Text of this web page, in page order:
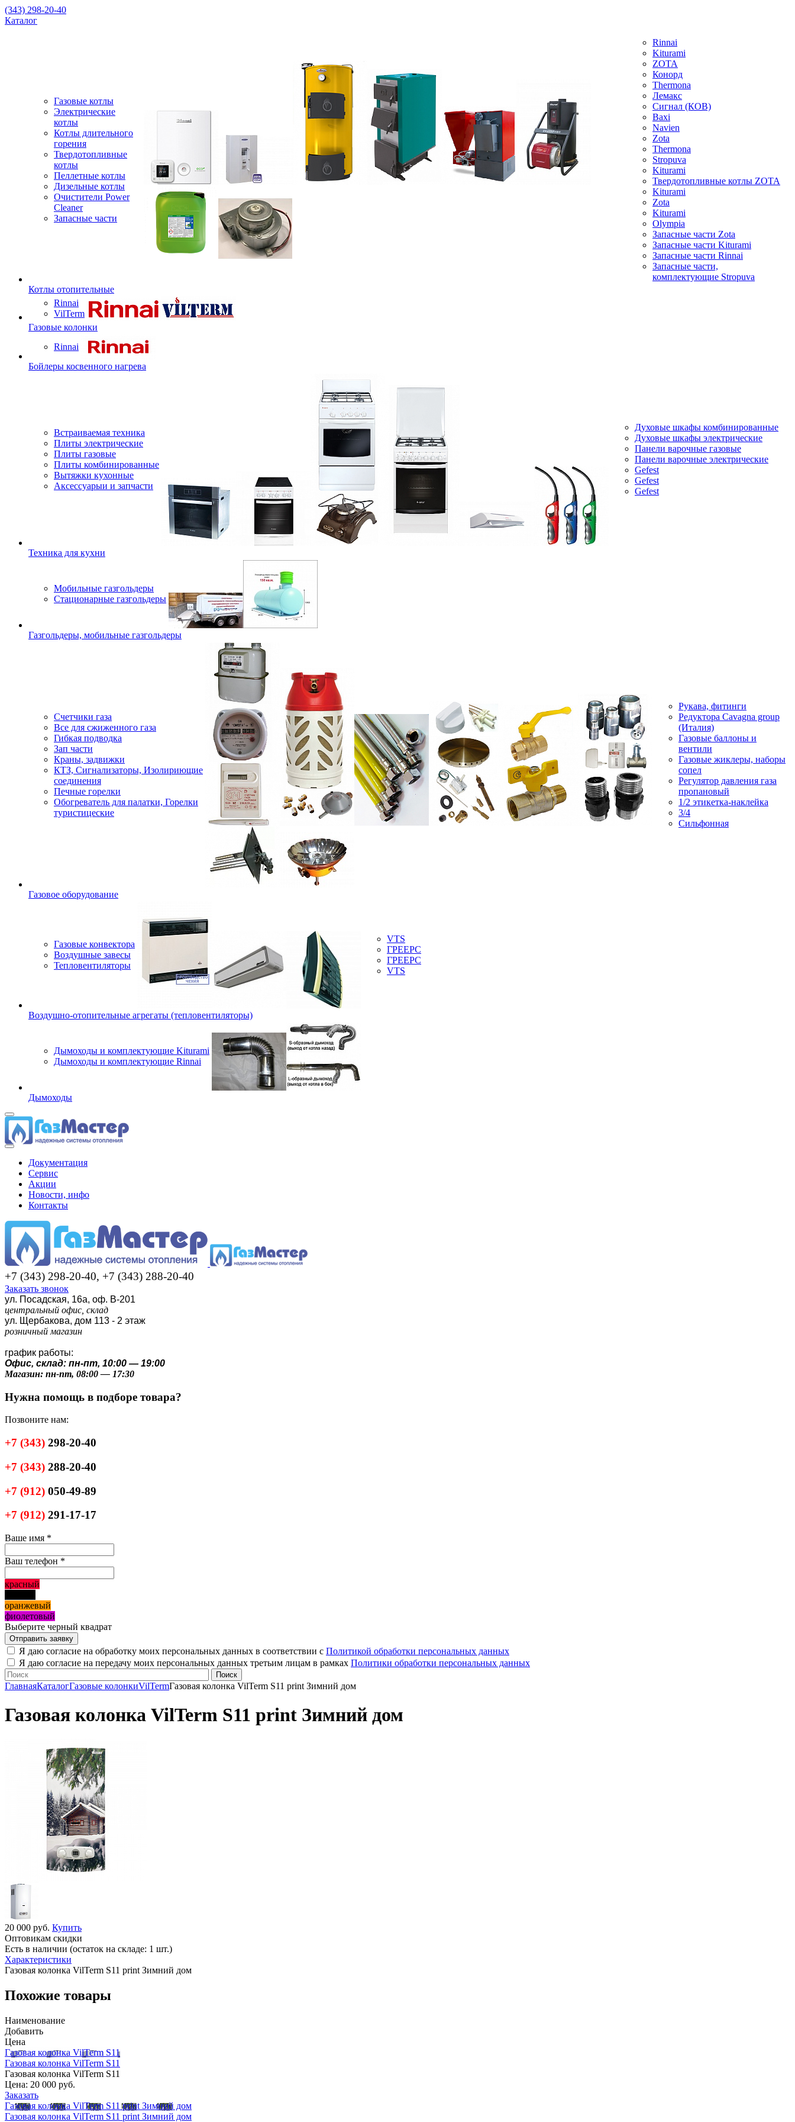
(343) 298-20-40
Каталог
Газовые котлы
Электрические
котлы
Котлы длительного
горения
Твердотопливные
котлы
Пеллетные котлы
Дизельные котлы
Очистители Power
Cleaner
Запасные части
Rinnai
Kiturami
ZOTA
Конорд
Thermona
Лемакс
Сигнал (КОВ)
Baxi
Navien
Zota
Thermona
Stropuva
Kiturami
Твердотопливные котлы ZOTA
Kiturami
Zota
Kiturami
Olympia
Запасные части Zota
Запасные части Kiturami
Запасные части Rinnai
Запасные части,
комплектующие Stropuva
Котлы отопительные
Rinnai
VilTerm
Газовые колонки
Rinnai
Бойлеры косвенного нагрева
Встраиваемая техника
Плиты электрические
Плиты газовые
Плиты комбинированные
Вытяжки кухонные
Аксессуарыи и запчасти
Духовые шкафы комбинированные
Духовые шкафы электрические
Панели варочные газовые
Панели варочные электрические
Gefest
Gefest
Gefest
Техника для кухни
Мобильные газгольдеры
Стационарные газгольдеры
Газгольдеры, мобильные газгольдеры
Счетчики газа
Все для сжиженного газа
Гибкая подводка
Зап части
Краны, задвижки
КТЗ, Сигнализаторы, Изолириющие
соединения
Печные горелки
Обогреватель для палатки, Горелки
туристицеские
Рукава, фитинги
Редуктора Cavagna group
(Италия)
Газовые баллоны и
вентили
Газовые жиклеры, наборы
сопел
Регулятор давления газа
пропановый
1/2 этикетка-наклейка
3/4
Сильфонная
Газовое оборудование
Газовые конвектора
Воздушные завесы
Тепловентиляторы
VTS
ГРЕЕРС
ГРЕЕРС
VTS
Воздушно-отопительные агрегаты (тепловентиляторы)
Дымоходы и комплектующие Kiturami
Дымоходы и комплектующие Rinnai
Дымоходы
Документация
Сервис
Акции
Новости, инфо
Контакты
+7 (343) 298-20-40, +7 (343) 288-20-40
Заказать звонок
ул. Посадская, 16а, оф. В-201
центральный офис, склад
ул. Щербакова, дом 113 - 2 этаж
розничный магазин
график работы:
Офис, склад: пн-пт, 10:00 — 19:00
Магазин: пн-пт, 08:00 — 17:30
Нужна помощь в подборе товара?
Позвоните нам:
+7 (343) 298-20-40
+7 (343) 288-20-40
+7 (912) 050-49-89
+7 (912) 291-17-17
Ваше имя *
Ваш телефон *
красный
оранжевый
фиолетовый
Выберите черный квадрат
Я даю согласие на обработку моих персональных данных в соответствии с Политикой обработки персональных данных
Я даю согласие на передачу моих персональных данных третьим лицам в рамках Политики обработки персональных данных
ГлавнаяКаталогГазовые колонкиVilTermГазовая колонка VilTerm S11 print Зимний дом
Газовая колонка VilTerm S11 print Зимний дом
20 000 руб. Купить
Оптовикам скидки
Есть в наличии (остаток на складе: 1 шт.)
Характеристики
Газовая колонка VilTerm S11 print Зимний дом
Похожие товары
Наименование
Добавить
Цена
Газовая колонка VilTerm S11
Газовая колонка VilTerm S11
Газовая колонка VilTerm S11
Цена: 20 000 руб.
Заказать
Газовая колонка VilTerm S11 print Зимний дом
Газовая колонка VilTerm S11 print Зимний дом